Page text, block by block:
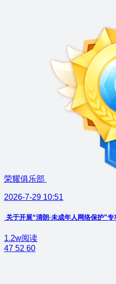
荣耀俱乐部
2026-7-29 10:51
关于开展“清朗·未成年人网络保护”
1.2w阅读
47 52 60